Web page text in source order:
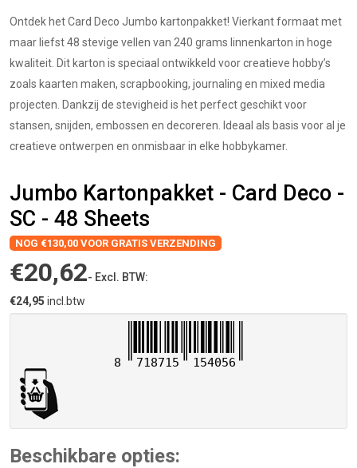
Ontdek het Card Deco Jumbo kartonpakket! Vierkant formaat met
maar liefst 48 stevige vellen van 240 grams linnenkarton in hoge
kwaliteit. Dit karton is speciaal ontwikkeld voor creatieve hobby’s
zoals kaarten maken, scrapbooking, journaling en mixed media
projecten. Dankzij de stevigheid is het perfect geschikt voor
stansen, snijden, embossen en decoreren. Ideaal als basis voor al je
creatieve ontwerpen en onmisbaar in elke hobbykamer.
Jumbo Kartonpakket - Card Deco -
SC - 48 Sheets
NOG €130,00 VOOR GRATIS VERZENDING
€20,62- Excl. BTW:
€24,95 incl.btw
8 718715 154056
Beschikbare opties: